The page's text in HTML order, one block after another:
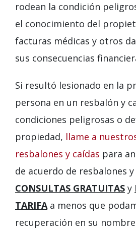
rodean la condición
el conocimiento del
facturas médicas y otros
sus consecuencias
Si resultó lesionado en la
persona en un resbalón y
condiciones peligrosas o
propiedad, llame a
resbalones y caídas para
de acuerdo de resbalones
CONSULTAS GRATUITAS y
TARIFAa menos que
recuperación en su